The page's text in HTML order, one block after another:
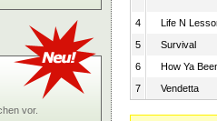
4
Life N
5
Survival
6
How Ya
7
Vendetta
vor.